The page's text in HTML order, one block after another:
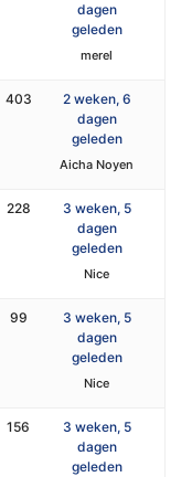
dagen
geleden
merel
403
2 weken, 6
dagen
geleden
Aicha Noyen
228
3 weken, 5
dagen
geleden
Nice
99
3 weken, 5
dagen
geleden
Nice
156
3 weken, 5
dagen
geleden